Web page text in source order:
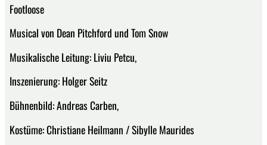
Footloose
Musical von Dean Pitchford und Tom Snow
Musikalische Leitung: Liviu Petcu,
Inszenierung: Holger Seitz
Bühnenbild: Andreas Carben,
Kostüme: Christiane Heilmann / Sibylle Maurides